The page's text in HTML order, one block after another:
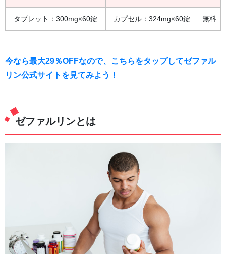
タブレット：300mg×60錠 カプセル：324mg×60錠 無料
今なら最大29％OFFなので、こちらをタップしてゼファル
リン公式サイトを見てみよう！
ゼファルリンとは